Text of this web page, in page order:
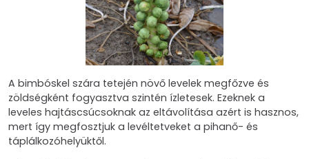
A bimbóskel szára tetején növő levelek megfőzve és
zöldségként fogyasztva szintén ízletesek. Ezeknek a
leveles hajtáscsúcsoknak az eltávolítása azért is hasznos,
mert így megfosztjuk a levéltetveket a pihanő- és
táplálkozóhelyüktől.